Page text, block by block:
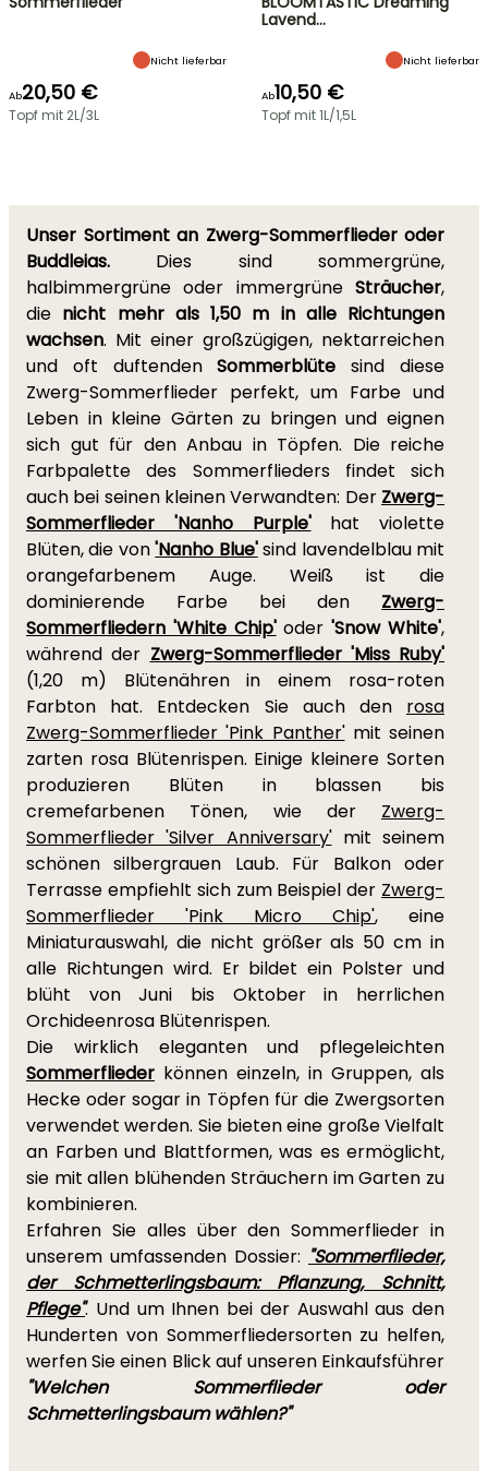
Nicht lieferbar
Ab20,50 €
Topf mit 2L/3L
Lavend…
Nicht lieferbar
Ab10,50 €
Topf mit 1L/1,5L
Unser Sortiment an Zwerg-Sommerflieder oder
Buddleias. Dies sind sommergrüne,
halbimmergrüne oder immergrüne Sträucher,
die nicht mehr als 1,50 m in alle Richtungen
wachsen. Mit einer großzügigen, nektarreichen
und oft duftendenSommerblüte sind diese
Zwerg-Sommerflieder perfekt, um Farbe und
Leben in kleine Gärten zu bringen und eignen
sich gut für den Anbau in Töpfen. Die reiche
Farbpalette des Sommerflieders findet sich
auch bei seinen kleinen Verwandten: Der Zwerg-
Sommerflieder 'Nanho Purple'hat violette
Blüten, die von'Nanho Blue'sind lavendelblau mit
orangefarbenem Auge. Weiß ist die
dominierende Farbe bei den Zwerg-
Sommerfliedern 'White Chip'oder'Snow White',
während der Zwerg-Sommerflieder 'Miss Ruby'
(1,20 m) Blütenähren in einem rosa-roten
Farbton hat. Entdecken Sie auch den rosa
Zwerg-Sommerflieder 'Pink Panther'mit seinen
zarten rosa Blütenrispen. Einige kleinere Sorten
produzieren Blüten in blassen bis
cremefarbenen Tönen, wie der Zwerg-
Sommerflieder 'Silver Anniversary'mit seinem
schönen silbergrauen Laub. Für Balkon oder
Terrasse empfiehlt sich zum Beispiel der Zwerg-
Sommerflieder 'Pink Micro Chip', eine
Miniaturauswahl, die nicht größer als 50 cm in
alle Richtungen wird. Er bildet ein Polster und
blüht von Juni bis Oktober in herrlichen
Orchideenrosa Blütenrispen.
Die wirklich eleganten und pflegeleichten
Sommerflieder können einzeln, in Gruppen, als
Hecke oder sogar in Töpfen für die Zwergsorten
verwendet werden. Sie bieten eine große Vielfalt
an Farben und Blattformen, was es ermöglicht,
sie mit allen blühenden Sträuchern im Garten zu
kombinieren.
Erfahren Sie alles über den Sommerflieder in
unserem umfassenden Dossier: "Sommerflieder,
der Schmetterlingsbaum: Pflanzung, Schnitt,
Pflege". Und um Ihnen bei der Auswahl aus den
Hunderten von Sommerfliedersorten zu helfen,
werfen Sie einen Blick auf unseren Einkaufsführer
"Welchen Sommerflieder oder
Schmetterlingsbaum wählen?"